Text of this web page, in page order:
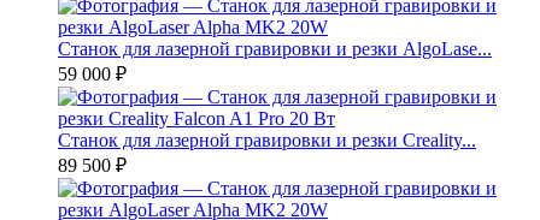
Станок для лазерной гравировки и резки AlgoLase...
59 000 ₽
Станок для лазерной гравировки и резки Creality...
89 500 ₽